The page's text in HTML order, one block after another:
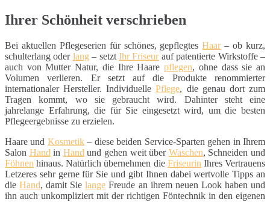
Ihrer Schönheit verschrieben
Bei aktuellen Pflegeserien für schönes, gepflegtesHaar– ob kurz,
schulterlang oder lang – setztIhr Friseurauf patentierte Wirkstoffe –
auch von Mutter Natur, die Ihre Haarepflegen, ohne dass sie an
Volumen verlieren. Er setzt auf die Produkte renommierter
internationaler Hersteller. IndividuellePflege, die genau dort zum
Tragen kommt, wo sie gebraucht wird. Dahinter steht eine
jahrelange Erfahrung, die für Sie eingesetzt wird, um die besten
Pflegeergebnisse zu erzielen.
Haare und Kosmetik– diese beiden Service-Sparten gehen in Ihrem
Salon Hand in Hand und gehen weit über Waschen, Schneiden und
Föhnen hinaus. Natürlich übernehmen die Friseurin Ihres Vertrauens
Letzeres sehr gerne für Sie und gibt Ihnen dabei wertvolle Tipps an
dieHand, damit Sielange Freude an ihrem neuen Look haben und
ihn auch unkompliziert mit der richtigen Föntechnik in den eigenen